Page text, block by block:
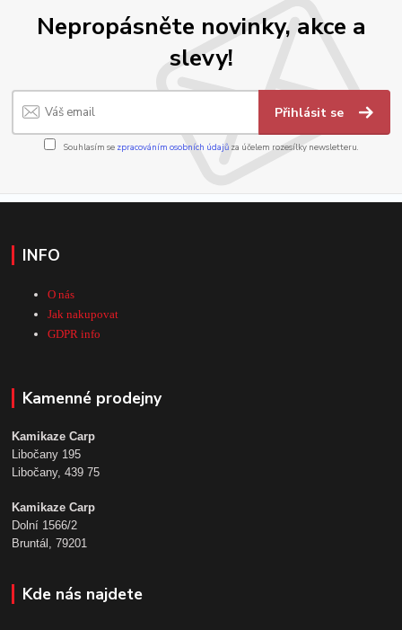
Nepropásněte novinky, akce a
slevy!
Přihlásit se
Souhlasím se zpracováním osobních údajůza účelem rozesílky newsletteru.
INFO
O nás
Jak nakupovat
GDPR info
Kamenné prodejny
Kamikaze Carp
Libočany 195
Libočany, 439 75
Kamikaze Carp
Dolní 1566/2
Bruntál, 79201
Kde nás najdete